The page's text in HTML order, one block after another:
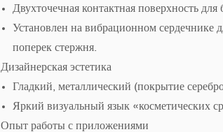
Двухточечная контактная поверхность для
Установлен на вибрационном сердечнике
поперек стержня.
Дизайнерская эстетика
Гладкий, металлический (покрытие
Яркий визуальный язык «косметических
Опыт работы с приложениями